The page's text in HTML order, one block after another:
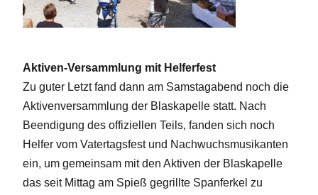
Aktiven-Versammlung mit Helferfest
Zu guter Letzt fand dann am Samstagabend noch die
Aktivenversammlung der Blaskapelle statt. Nach
Beendigung des offiziellen Teils, fanden sich noch
Helfer vom Vatertagsfest und Nachwuchsmusikanten
ein, um gemeinsam mit den Aktiven der Blaskapelle
das seit Mittag am Spieß gegrillte Spanferkel zu